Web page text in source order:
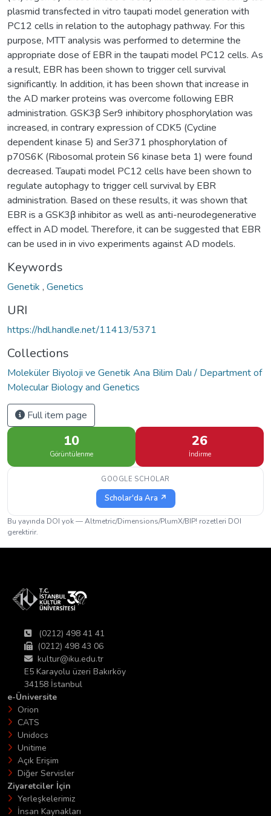
plasmid transfected in vitro taupati model generation with
PC12 cells in relation to the autophagy pathway. For this
purpose, MTT analysis was performed to determine the
appropriate dose of EBR in the taupati model PC12 cells. As
a result, EBR has been shown to trigger cell survival
significantly. In addition, it has been shown that increase in
the AD marker proteins was overcome following EBR
administration. GSK3β Ser9 inhibitory phosphorylation was
increased, in contrary expression of CDK5 (Cycline
dependent kinase 5) and Ser371 phosphorylation of
p70S6K (Ribosomal protein S6 kinase beta 1) were found
decreased. Taupati model PC12 cells have been shown to
regulate autophagy to trigger cell survival by EBR
administration. Based on these results, it was shown that
EBR is a GSK3β inhibitor as well as anti-neurodegenerative
effect in AD model. Therefore, it can be suggested that EBR
can be used in in vivo experiments against AD models.
Keywords
Genetik , Genetics
URI
https://hdl.handle.net/11413/5371
Collections
Moleküler Biyoloji ve Genetik Ana Bilim Dalı / Department of
Molecular Biology and Genetics
Full item page
10
Görüntülenme
26
İndirme
GOOGLE SCHOLAR
Scholar'da Ara ↗
Bu yayında DOI yok — Altmetric/Dimensions/PlumX/BIP! rozetleri DOI
gerektirir.
(0212) 498 41 41
(0212) 498 43 06
kultur@iku.edu.tr
E5 Karayolu üzeri Bakırköy
34158 İstanbul
e-Üniversite
Orion
CATS
Unidocs
Unitime
Açık Erişim
Diğer Servisler
Ziyaretciler İçin
Yerleşkelerimiz
İnsan Kaynakları